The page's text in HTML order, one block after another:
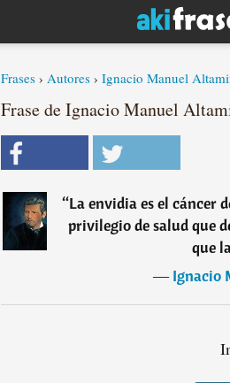
Frases › Autores › Ignacio Manuel
Frase de Ignacio Manuel
“La envidia es el cáncer
privilegio de salud que
que
―Ignacio